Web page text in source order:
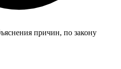
причин, по закону